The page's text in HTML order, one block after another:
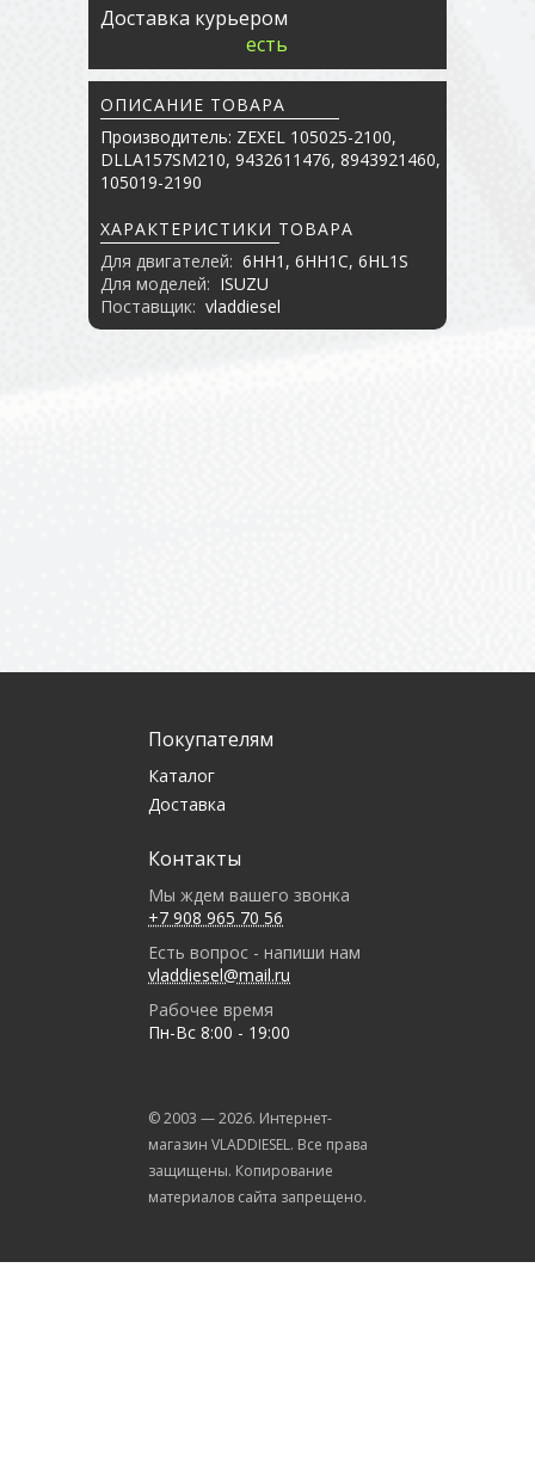
Доставка курьером
есть
ОПИСАНИЕ ТОВАРА
Производитель: ZEXEL 105025-2100,
DLLA157SM210, 9432611476, 8943921460,
105019-2190
ХАРАКТЕРИСТИКИ ТОВАРА
Для двигателей: 6HH1, 6HH1C, 6HL1S
Для моделей: ISUZU
Поставщик: vladdiesel
Покупателям
Каталог
Доставка
Контакты
Мы ждем вашего звонка
+7 908 965 70 56
Есть вопрос - напиши нам
vladdiesel@mail.ru
Рабочее время
Пн-Вс 8:00 - 19:00
© 2003 —2026. Интернет-
магазин VLADDIESEL. Все права
защищены. Копирование
материалов сайта запрещено.